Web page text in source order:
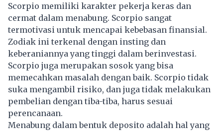
Scorpio memiliki karakter pekerja keras dan
cermat dalam menabung. Scorpio sangat
termotivasi untuk mencapai kebebasan finansial.
Zodiak ini terkenal dengan insting dan
keberaniannya yang tinggi dalam berinvestasi.
Scorpio juga merupakan sosok yang bisa
memecahkan masalah dengan baik. Scorpio tidak
suka mengambil risiko, dan juga tidak melakukan
pembelian dengan tiba-tiba, harus sesuai
perencanaan.
Menabung dalam bentuk deposito adalah hal yang